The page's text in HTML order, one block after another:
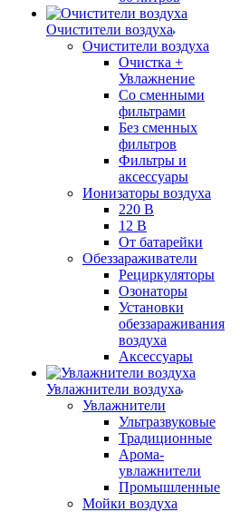
Очистители воздуха
Очистители воздуха
Очистка +
Увлажнение
Cо сменными
фильтрами
Без сменных
фильтров
Фильтры и
аксессуары
Ионизаторы воздуха
220 В
12 В
От батарейки
Обеззараживатели
Рециркуляторы
Озонаторы
Установки
обеззараживания
воздуха
Аксессуары
Увлажнители воздуха
Увлажнители
Ультразвуковые
Традиционные
Арома-
увлажнители
Промышленные
Мойки воздуха